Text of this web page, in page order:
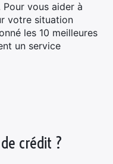
vous aider à
votre situation
les 10 meilleures
un service
de crédit ?